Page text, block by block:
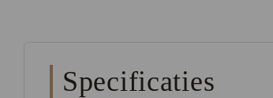
Specificaties